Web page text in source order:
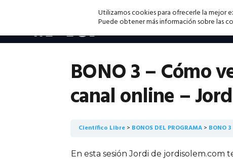
navegación
principal
barra
BONO 3 – Cómo
canal online –
Científico Libre BONOS DEL PROGRAMA BONO
En esta sesión Jordi de
Utilizamos cookies para ofrecerle la mejor
Puede obtener más información sobre las